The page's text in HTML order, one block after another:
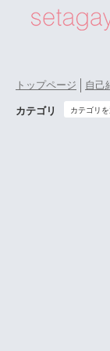
トップページ 自己
カテゴリ